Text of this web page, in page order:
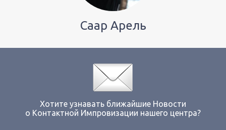
Саар Арель
Хотите узнавать ближайшие Новости
о Контактной Импровизации нашего центра?